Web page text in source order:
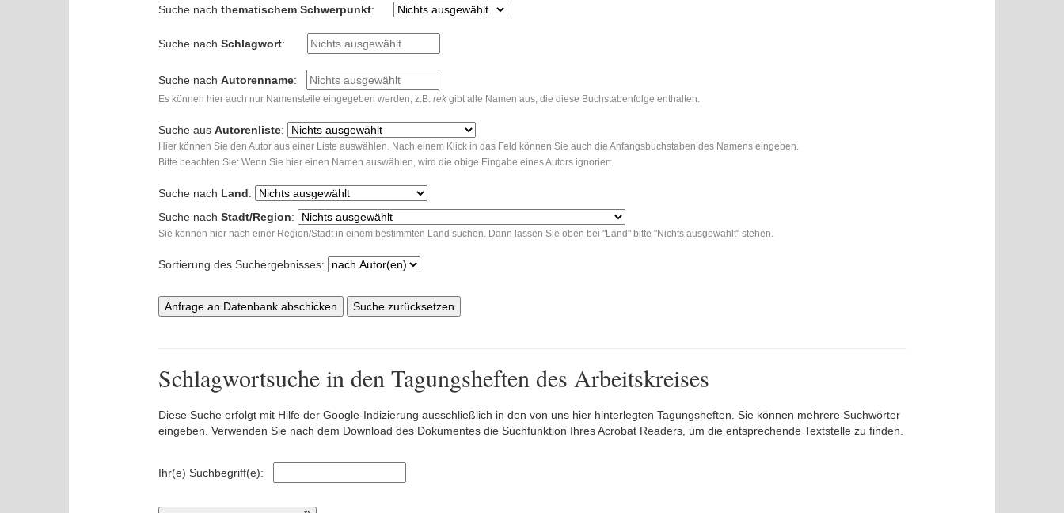
Suche nach thematischem Schwerpunkt:
Suche nach Schlagwort:
Suche nach Autorenname:
Es können hier auch nur Namensteile eingegeben werden, z.B. rekgibt alle Namen aus, die diese Buchstabenfolge enthalten.
Suche aus Autorenliste:
Hier können Sie den Autor aus einer Liste auswählen. Nach einem Klick in das Feld können Sie auch die Anfangsbuchstaben des Namens eingeben.
Bitte beachten Sie: Wenn Sie hier einen Namen auswählen, wird die obige Eingabe eines Autors ignoriert.
Suche nach Land:
Suche nach Stadt/Region:
Sie können hier nach einer Region/Stadt in einem bestimmten Land suchen. Dann lassen Sie oben bei "Land" bitte "Nichts ausgewählt" stehen.
Sortierung des Suchergebnisses:
Anfrage an Datenbank abschicken Suche zurücksetzen
Schlagwortsuche in den Tagungsheften des Arbeitskreises
Diese Suche erfolgt mit Hilfe der Google-Indizierung ausschließlich in den von uns hier hinterlegten Tagungsheften. Sie können mehrere Suchwörter
eingeben. Verwenden Sie nach dem Download des Dokumentes die Suchfunktion Ihres Acrobat Readers, um die entsprechende Textstelle zu finden.
Ihr(e) Suchbegriff(e):